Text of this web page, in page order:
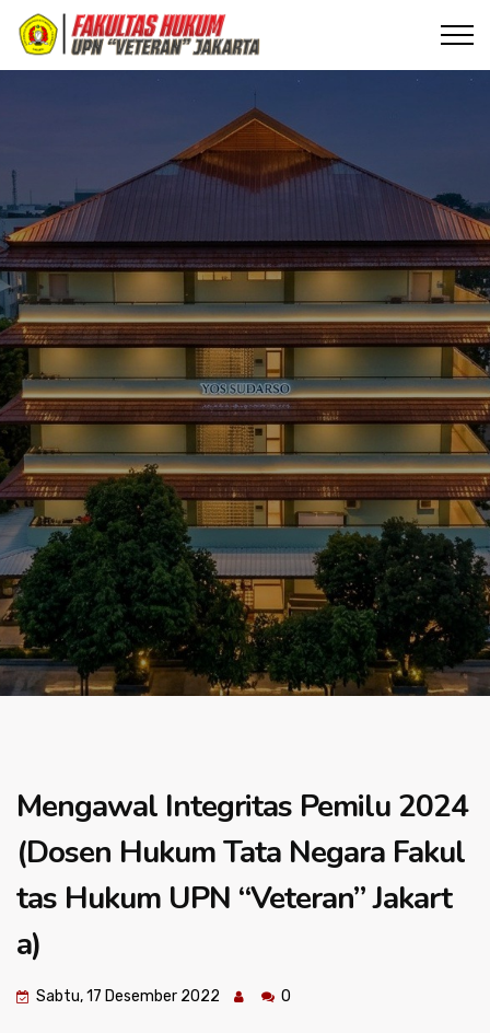
Mengawal Integritas Pemilu 2024
(Dosen Hukum Tata Negara Fakul
tas Hukum UPN “Veteran” Jakart
a)
Sabtu, 17 Desember 2022 0